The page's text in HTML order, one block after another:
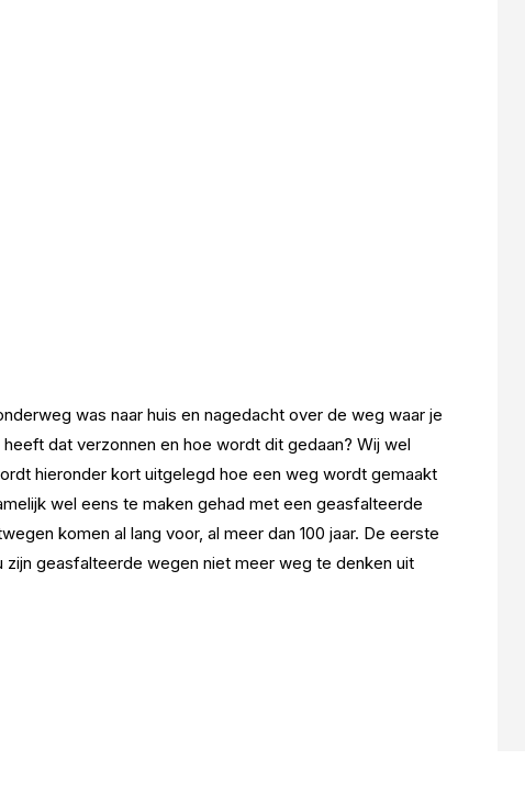
was naar huis en nagedacht over de weg waar je
dat verzonnen en hoe wordt dit gedaan? Wij wel
hieronder kort uitgelegd hoe een weg wordt gemaakt
wel eens te maken gehad met een geasfalteerde
komen al lang voor, al meer dan 100 jaar. De eerste
zijn geasfalteerde wegen niet meer weg te denken uit